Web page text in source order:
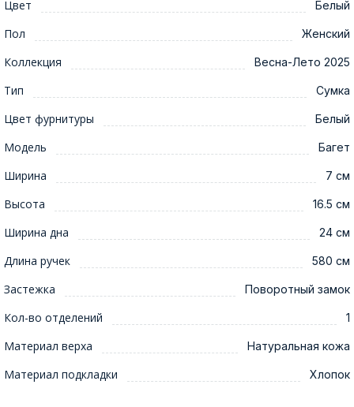
Цвет Белый
Пол Женский
Коллекция Весна-Лето 2025
Тип Сумка
Цвет фурнитуры Белый
Модель Багет
Ширина 7 см
Высота 16.5 см
Ширина дна 24 см
Длина ручек 580 см
Застежка Поворотный замок
Кол-во отделений 1
Материал верха Натуральная кожа
Материал подкладки Хлопок